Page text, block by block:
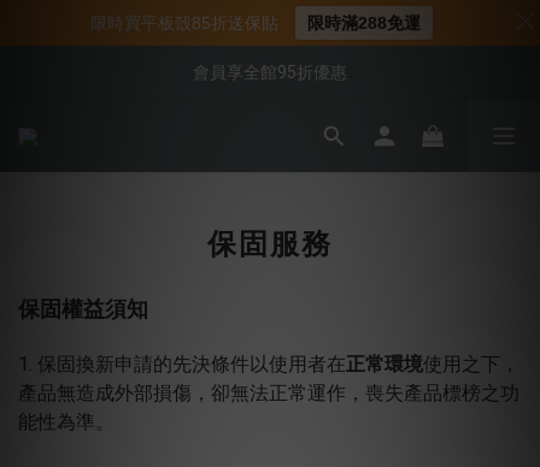
📍新客首購現折$50｜加入會員立即領取
📌年中下殺 手機殼3折起
會員享全館95折優惠
📍新客首購現折$50｜加入會員立即領取
保固服務
保固權益須知
1. 保固換新申請的先決條件以使用者在正常環境使用之下 ，
產品無造成外部損傷，卻無法正常運作，喪失產品標榜之功
能性為準。
限時買平板殼85折送保貼 限時滿288免運